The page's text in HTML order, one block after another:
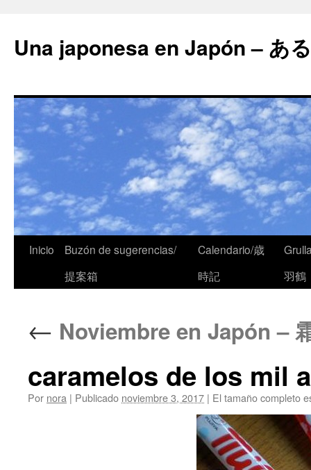
Una japonesa en Japón – あ
Inicio
Buzón de sugerencias/
提案箱
Calendario/歳
時記
羽鶴
← Noviembre en Japón –
caramelos de los mil
Por nora | Publicado noviembre 3, 2017 | El tamaño completo